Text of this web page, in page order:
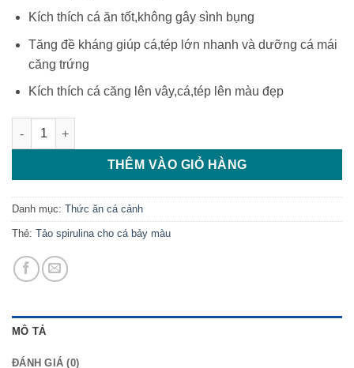
Kích thích cá ăn tốt,không gây sình bụng
Tăng đề kháng giúp cá,tép lớn nhanh và dưỡng cá mái
căng trứng
Kích thích cá căng lên vây,cá,tép lên màu đẹp
Tảo spirulina cho cá bảy màu (50 viên) số lượng
THÊM VÀO GIỎ HÀNG
Danh mục: Thức ăn cá cảnh
Thẻ: Tảo spirulina cho cá bảy màu
MÔ TẢ
ĐÁNH GIÁ (0)